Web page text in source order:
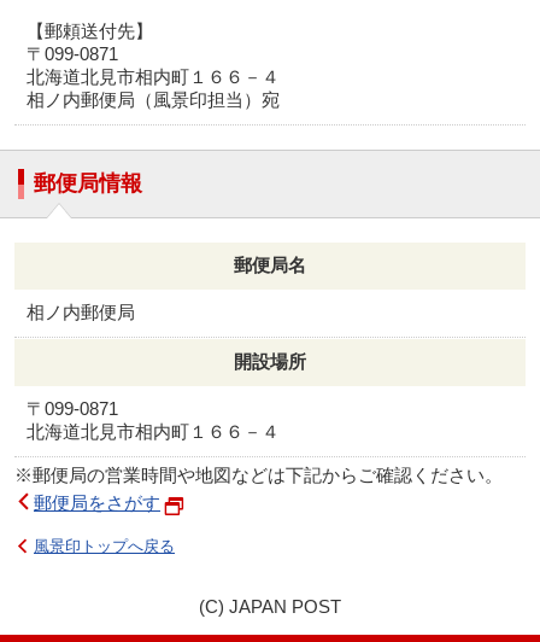
【郵頼送付先】
〒099-0871
北海道北見市相内町１６６－４
相ノ内郵便局（風景印担当）宛
郵便局情報
郵便局名
相ノ内郵便局
開設場所
〒099-0871
北海道北見市相内町１６６－４
※郵便局の営業時間や地図などは下記からご確認ください。
郵便局をさがす
風景印トップへ戻る
(C) JAPAN POST